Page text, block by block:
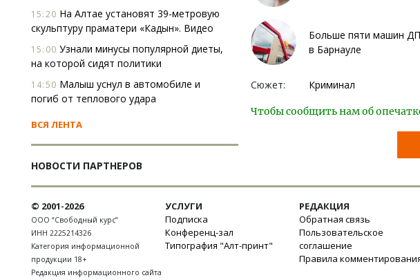
15:20 На Алтае установят 39-метровую
скульптуру праматери «Кадын». Видео
15:00 Узнали минусы популярной диеты,
на которой сидят политики
14:50 Малыш уснул в автомобиле и
погиб от теплового удара
ВСЯ ЛЕНТА
НОВОСТИ ПАРТНЕРОВ
Больше пяти машин
в Барнауле
Сюжет: Криминал
Чтобы сообщить нам об
© 2001-2026
ООО “Свободный курс”
ИНН 2225214326
Категория информационной
продукции 18+
Редакция информационного сайта
УСЛУГИ
Подписка
Конференц-зал
Типография "Алт-принт"
РЕДАКЦИЯ
Обратная связь
Пользовательское
соглашение
Правила